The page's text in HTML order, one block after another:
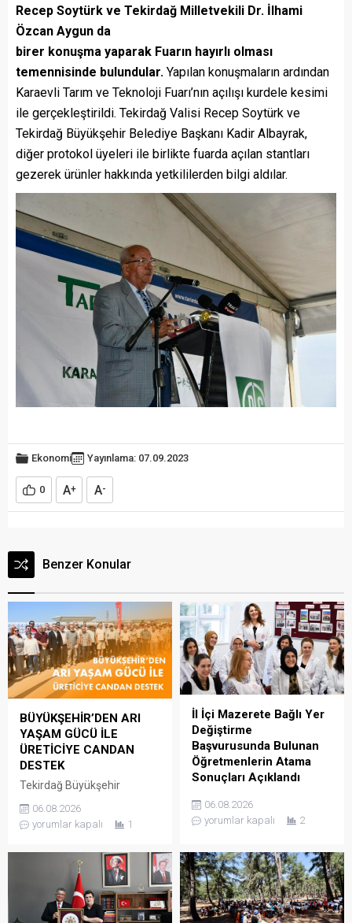
Recep Soytürk ve Tekirdağ Milletvekili Dr. İlhami
Özcan Aygun da
birer konuşma yaparak Fuarın hayırlı olması
temennisinde bulundular. Yapılan konuşmaların ardından
Karaevli Tarım ve Teknoloji Fuarı’nın açılışı kurdele kesimi
ile gerçekleştirildi. Tekirdağ Valisi Recep Soytürk ve
Tekirdağ Büyükşehir Belediye Başkanı Kadir Albayrak,
diğer protokol üyeleri ile birlikte fuarda açılan stantları
gezerek ürünler hakkında yetkililerden bilgi aldılar.
Ekonomi Yayınlama: 07.09.2023
0 A+ A-
Benzer Konular
BÜYÜKŞEHİR’DEN ARI
YAŞAM GÜCÜ İLE
ÜRETİCİYE CANDAN
DESTEK
Tekirdağ Büyükşehir
desteklemek ve arıcılık
faaliyetlerinin
sağlamak amacıyla
yürüttüğü Arı Yaşam Gücü
Projesi kapsamında, il
genelindeki 780 arı
06.08.2026
yorumlar kapalı
1
İl İçi Mazerete Bağlı Yer
Değiştirme
Başvurusunda Bulunan
Öğretmenlerin Atama
Sonuçları Açıklandı
10:21Yayın : 06.08.2026
10:19 Millî Eğitim Bakanlığı
öğretmenlerin aile birliği,
sağlık, can güvenliği,
engellilik durumu ve diğer
nedenlere bağlı mazereti
06.08.2026
yorumlar kapalı
2